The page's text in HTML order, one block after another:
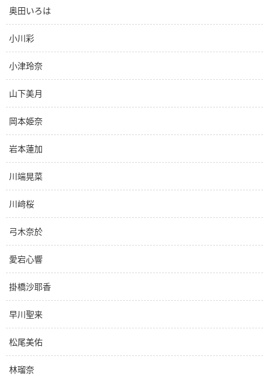
奥田いろは
小川彩
小津玲奈
山下美月
岡本姫奈
岩本蓮加
川端晃菜
川﨑桜
弓木奈於
愛宕心響
掛橋沙耶香
早川聖来
松尾美佑
林瑠奈